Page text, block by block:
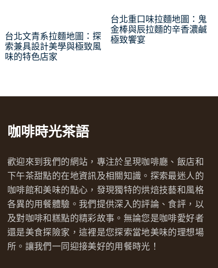
台北文青系拉麵地圖：探
索兼具設計美學與極致風
味的特色店家
台北重口味拉麵地圖：鬼
金棒與辰拉麵的辛香濃鹹
極致饗宴
咖啡時光茶語
歡迎來到我們的網站，專注於呈現咖啡廳、飯店和
下午茶甜點的在地資訊及相關知識。探索最迷人的
咖啡館和美味的點心，發現獨特的烘焙技藝和風格
各異的用餐體驗。我們提供深入的評論、食評，以
及對咖啡和糕點的精彩故事。無論您是咖啡愛好者
還是美食探險家，這裡是您探索當地美味的理想場
所。讓我們一同迎接美好的用餐時光！